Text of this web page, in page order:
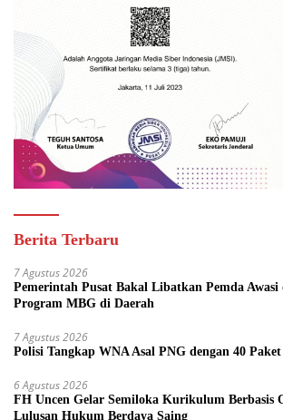
Berita Terbaru
7 Agustus 2026
Pemerintah Pusat Bakal Libatkan Pemda
Program MBG di Daerah
7 Agustus 2026
Polisi Tangkap WNA Asal PNG dengan 40
6 Agustus 2026
FH Uncen Gelar Semiloka Kurikulum Berbasis
Lulusan Hukum Berdaya Saing